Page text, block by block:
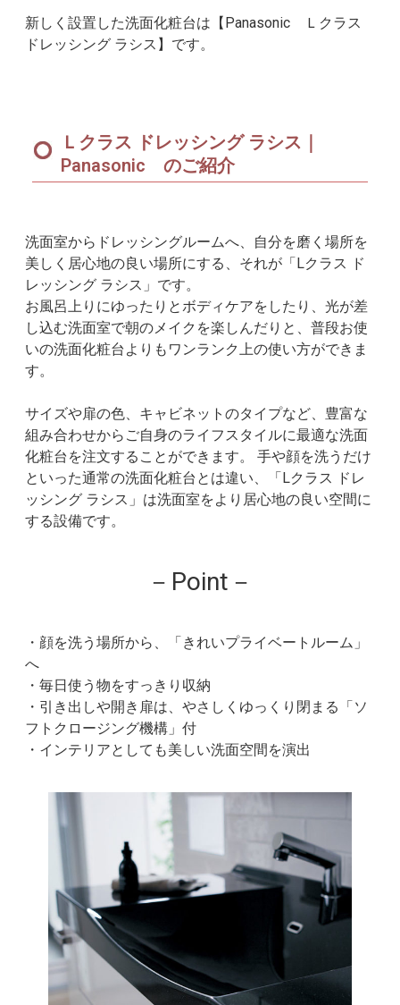
新しく設置した洗面化粧台は【Panasonic Ｌクラス
ドレッシング ラシス】です。
Ｌクラス ドレッシング ラシス｜
Panasonic のご紹介
洗面室からドレッシングルームへ、自分を磨く場所を
美しく居心地の良い場所にする、それが「Lクラス ド
レッシング ラシス」です。
お風呂上りにゆったりとボディケアをしたり、光が差
し込む洗面室で朝のメイクを楽しんだりと、普段お使
いの洗面化粧台よりもワンランク上の使い方ができま
す。
サイズや扉の色、キャビネットのタイプなど、豊富な
組み合わせからご自身のライフスタイルに最適な洗面
化粧台を注文することができます。 手や顔を洗うだけ
といった通常の洗面化粧台とは違い、「Lクラス ドレ
ッシング ラシス」は洗面室をより居心地の良い空間に
する設備です。
－Point－
・顔を洗う場所から、「きれいプライベートルーム」
へ
・毎日使う物をすっきり収納
・引き出しや開き扉は、やさしくゆっくり閉まる「ソ
フトクロージング機構」付
・インテリアとしても美しい洗面空間を演出